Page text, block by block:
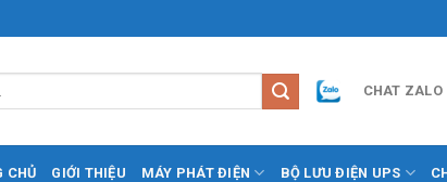
CHAT ZALO
CHỦ GIỚI THIỆU MÁY PHÁT ĐIỆN BỘ LƯU ĐIỆN UPS